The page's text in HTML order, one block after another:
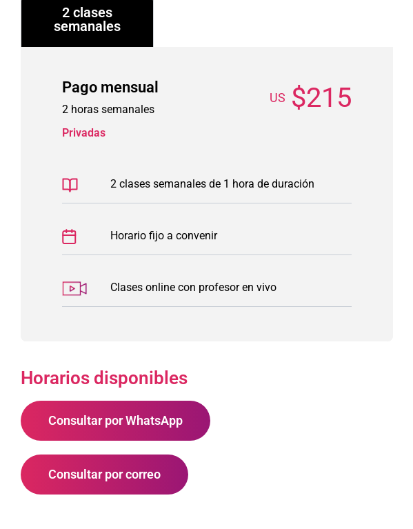
2 clases
semanales
Pago mensual
2 horas semanales
Privadas
US $215
2 clases semanales de 1 hora de duración
Horario fijo a convenir
Clases online con profesor en vivo
Horarios disponibles
Consultar por WhatsApp
Consultar por correo